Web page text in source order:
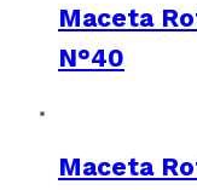
Maceta
N°40
Maceta